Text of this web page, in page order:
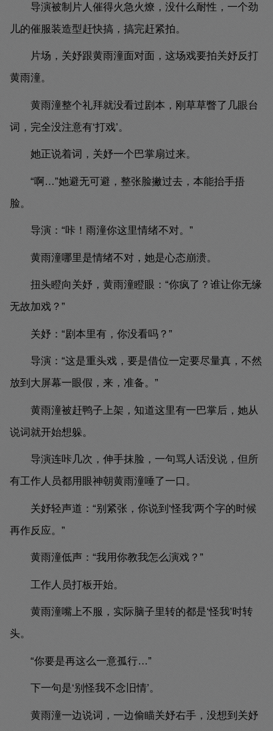
导演被制片人催得火急火燎，没什么耐性，一个劲
儿的催服装造型赶快搞，搞完赶紧拍。
片场，关妤跟黄雨潼面对面，这场戏要拍关妤反打
黄雨潼。
黄雨潼整个礼拜就没看过剧本，刚草草瞥了几眼台
词，完全没注意有‘打戏’。
她正说着词，关妤一个巴掌扇过来。
“啊…”她避无可避，整张脸撇过去，本能抬手捂
脸。
导演：“咔！雨潼你这里情绪不对。”
黄雨潼哪里是情绪不对，她是心态崩溃。
扭头瞪向关妤，黄雨潼瞪眼：“你疯了？谁让你无缘
无故加戏？”
关妤：“剧本里有，你没看吗？”
导演：“这是重头戏，要是借位一定要尽量真，不然
放到大屏幕一眼假，来，准备。”
黄雨潼被赶鸭子上架，知道这里有一巴掌后，她从
说词就开始想躲。
导演连咔几次，伸手抹脸，一句骂人话没说，但所
有工作人员都用眼神朝黄雨潼唾了一口。
关妤轻声道：“别紧张，你说到‘怪我’两个字的时候
再作反应。”
黄雨潼低声：“我用你教我怎么演戏？”
工作人员打板开始。
黄雨潼嘴上不服，实际脑子里转的都是‘怪我’时转
头。
“你要是再这么一意孤行…”
下一句是‘别怪我不念旧情’。
黄雨潼一边说词，一边偷瞄关妤右手，没想到关妤